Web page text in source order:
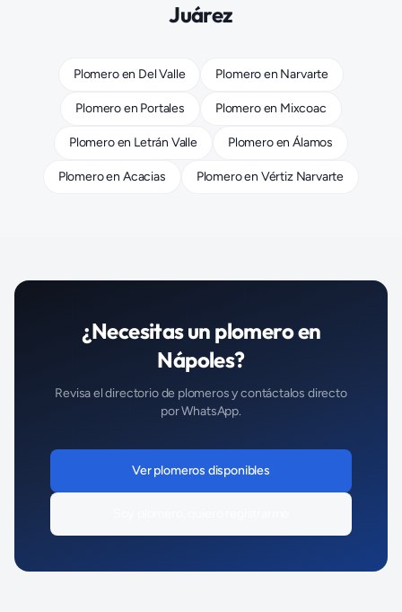
Juárez
Plomeroen Del Valle Plomeroen Narvarte
Plomeroen Portales Plomeroen Mixcoac
Plomeroen Letrán Valle PlomeroenÁlamos
Plomeroen Acacias Plomeroen Vértiz Narvarte
¿Necesitas un plomeroen
Nápoles?
Revisa el directorio de plomerosy contáctalos directo
por WhatsApp.
Verplomeros disponibles